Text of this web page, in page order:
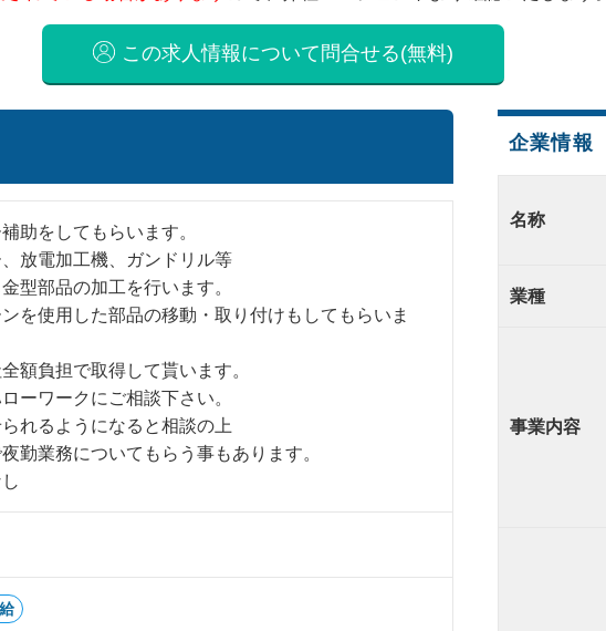
この求人情報について問合せる(無料)
助をしてもらいます。
放電加工機、ガンドリル等
型部品の加工を行います。
ンを使用した部品の移動・取り付けもしてもらいま
額負担で取得して貰います。
ーワークにご相談下さい。
れるようになると相談の上
勤業務についてもらう事もあります。
企業情報
名称
業種
事業内容